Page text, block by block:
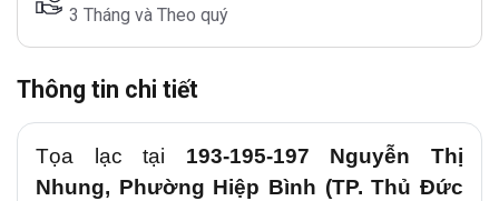
3 Tháng và Theo quý
Thông tin chi tiết
Tọa lạc tại 193-195-197 Nguyễn Thị
Nhung, Phường Hiệp Bình (TP. Thủ Đức